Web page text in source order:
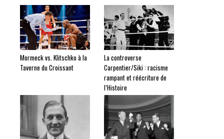
Mormeck vs. Klitschko à la
Taverne du Croissant
La controverse
Carpentier/Siki : racisme
rampant et réécriture de
l’Histoire